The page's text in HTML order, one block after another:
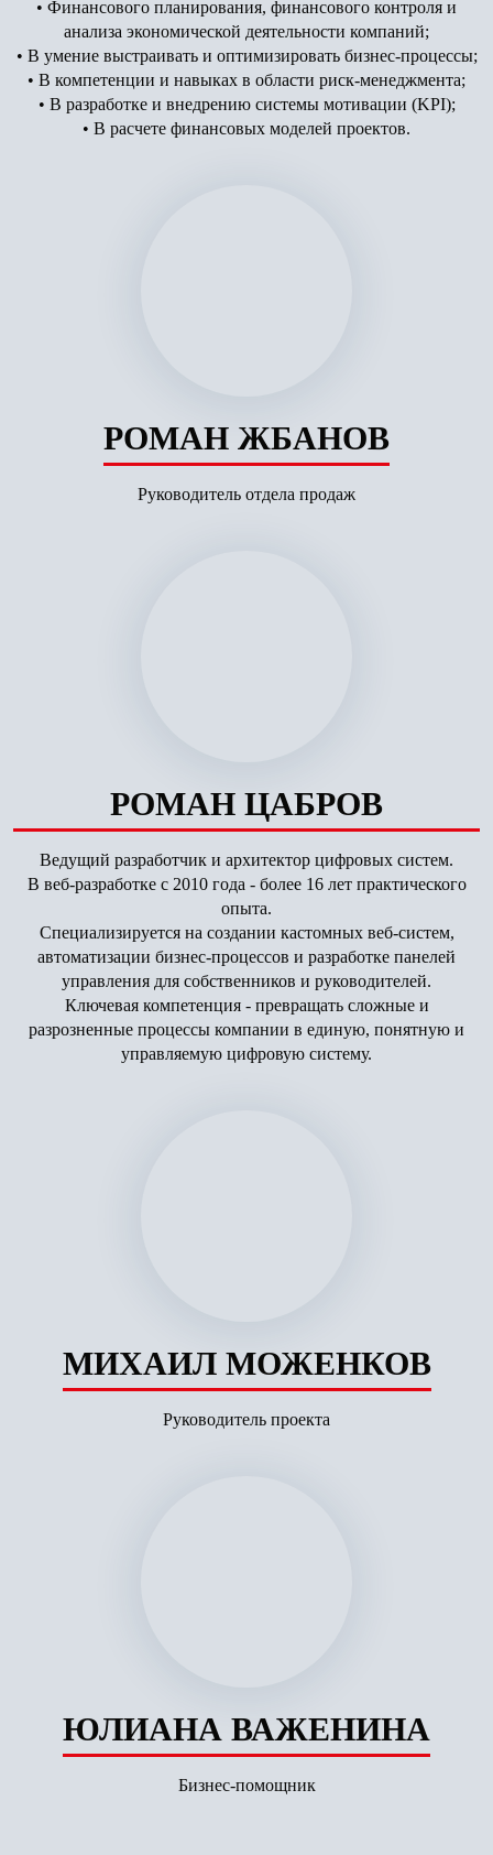
• Финансового планирования, финансового контроля и
анализа экономической деятельности компаний;
• В умение выстраивать и оптимизировать бизнес-процессы;
• В компетенции и навыках в области риск-менеджмента;
• В разработке и внедрению системы мотивации (KPI);
• В расчете финансовых моделей проектов.
РОМАН ЖБАНОВ
Руководитель отдела продаж
РОМАН ЦАБРОВ
Ведущий разработчик и архитектор цифровых систем.
В веб-разработке с 2010 года - более 16 лет практического
опыта.
Специализируется на создании кастомных веб-систем,
автоматизации бизнес-процессов и разработке панелей
управления для собственников и руководителей.
Ключевая компетенция - превращать сложные и
разрозненные процессы компании в единую, понятную и
управляемую цифровую систему.
МИХАИЛ МОЖЕНКОВ
Руководитель проекта
ЮЛИАНА ВАЖЕНИНА
Бизнес-помощник